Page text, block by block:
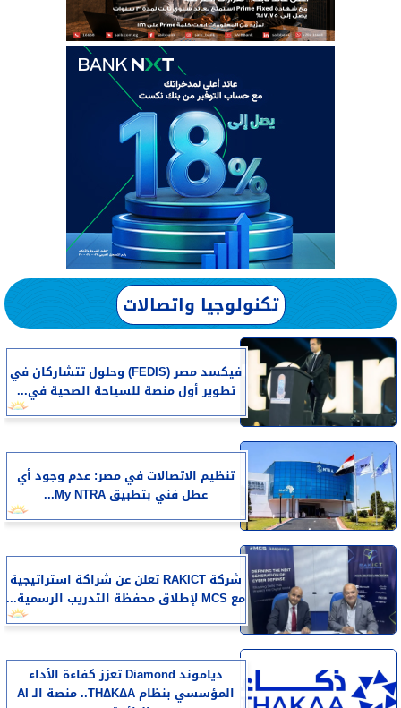
تكنولوجيا واتصالات
فيكسد مصر (FEDIS) وحلول تتشاركان في
تطوير أول منصة للسياحة الصحية في...
تنظيم الاتصالات في مصر: عدم وجود أي
عطل فني بتطبيق My NTRA...
شركة RAKICT تعلن عن شراكة استراتيجية
مع MCS لإطلاق محفظة التدريب الرسمية...
دياموند Diamond تعزز كفاءة الأداء
المؤسسي بنظام THΔKΔA.. منصة الـ AI